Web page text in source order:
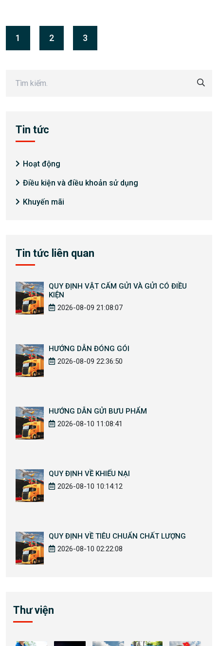
1 2 3
Tin tức
Hoạt động
Điều kiện và điều khoản sử dụng
Khuyến mãi
Tin tức liên quan
QUY ĐỊNH VẬT CẤM GỬI VÀ GỬI CÓ ĐIỀU
KIỆN
2026-08-09 21:08:07
HƯỚNG DẪN ĐÓNG GÓI
2026-08-09 22:36:50
HƯỚNG DẪN GỬI BƯU PHẨM
2026-08-10 11:08:41
QUY ĐỊNH VỀ KHIẾU NẠI
2026-08-10 10:14:12
QUY ĐỊNH VỀ TIÊU CHUẨN CHẤT LƯỢNG
2026-08-10 02:22:08
Thư viện